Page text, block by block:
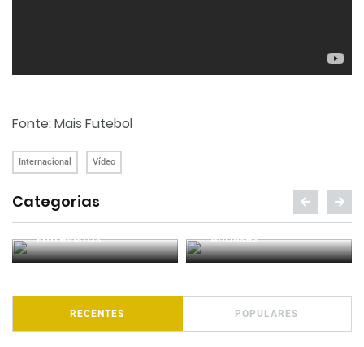
Fonte: Mais Futebol
Internacional Vídeo
Categorias
Entrevistas Análises
RECENTES POPULARES